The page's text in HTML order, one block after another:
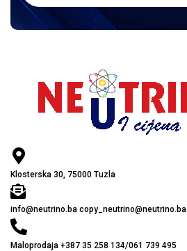
Klosterska 30, 75000 Tuzla
info@neutrino.ba copy_neutrino@neutrino.ba
Maloprodaja +387 35 258 134/061 739 495